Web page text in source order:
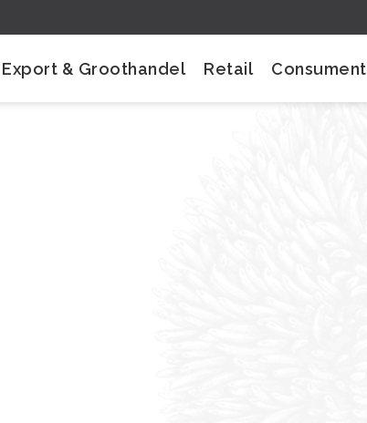
Export & Groothandel Retail Consument